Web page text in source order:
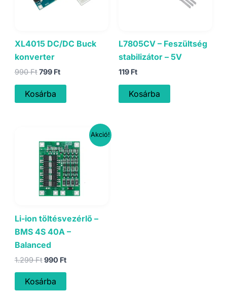
XL4015 DC/DC Buck
konverter
990FtOriginal
was:
990 Ft.
799 FtCurrent
Kosárba
L7805CV – Feszültség
stabilizátor – 5V
119 Ft
Kosárba
Akció!
Li-ion töltésvezérlő –
BMS 4S 40A –
Balanced
1.299FtOriginal
was:
1.299 Ft.
990 FtCurrent
Kosárba